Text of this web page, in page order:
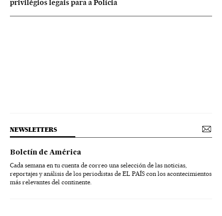
privilégios legais para a Polícia
NEWSLETTERS
Boletín de América
Cada semana en tu cuenta de correo una selección de las noticias,
reportajes y análisis de los periodistas de EL PAÍS con los acontecimientos
más relevantes del continente.